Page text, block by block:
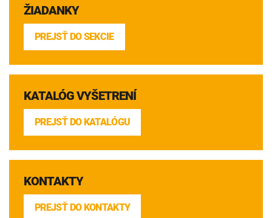
ŽIADANKY
PREJSŤ DO SEKCIE
KATALÓG VYŠETRENÍ
PREJSŤ DO KATALÓGU
KONTAKTY
PREJSŤ DO KONTAKTY